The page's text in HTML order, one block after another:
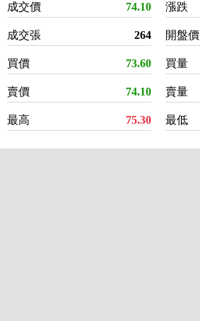
成交價 74.10
成交張 264
買價 73.60
賣價 74.10
最高 75.30
漲跌
開盤價
買量
賣量
最低